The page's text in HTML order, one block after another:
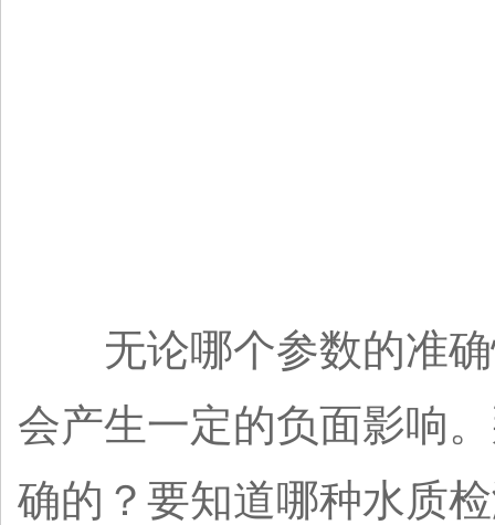
无论哪个参数的准确
会产生一定的负面影响
确的？要知道哪种水质